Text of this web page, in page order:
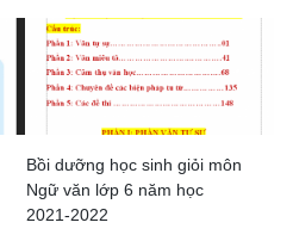
Bồi dưỡng học sinh giỏi môn
Ngữ văn lớp 6 năm học
2021-2022